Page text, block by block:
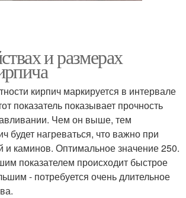
и размерах
кирпич маркируется в интервале
показатель показывает прочность
Чем он выше, тем
будет нагреваться, что важно при
и каминов. Оптимальное значение 250.
показателем происходит быстрое
- потребуется очень длительное